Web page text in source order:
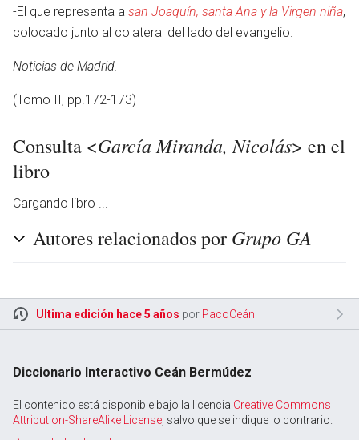
en
-El que representa a san Joaquín, santa Ana y la Virgen niña,
colocado junto al colateral del lado del evangelio.
Noticias de Madrid.
(Tomo II, pp.172-173)
Consulta <García Miranda, Nicolás> en el
libro
Cargando libro ...
Autores relacionados por Grupo GA
Última edición hace 5 años por PacoCeán
Diccionario Interactivo Ceán Bermúdez
El contenido está disponible bajo la licencia Creative Commons
Attribution-ShareAlike License , salvo que se indique lo contrario.